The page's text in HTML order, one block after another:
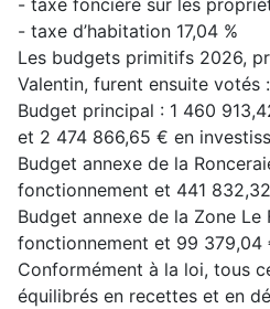
- taxe foncière sur les
- taxe d’habitation 17,04 %
Les budgets primitifs 2026,
Valentin, furent ensuite votés :
Budget principal : 1 460
et 2 474 866,65 € en
Budget annexe de la
fonctionnement et 441
Budget annexe de la Zone
fonctionnement et 99 379,04
Conformément à la loi, tous
équilibrés en recettes et en